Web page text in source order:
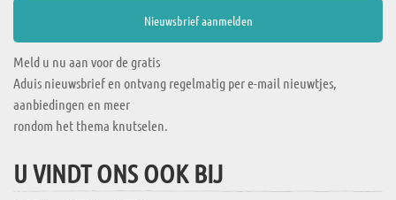
Meld u nu aan voor de gratis
Aduis nieuwsbrief en ontvang regelmatig per e-mail nieuwtjes,
aanbiedingen en meer
rondom het thema knutselen.
U VINDT ONS OOK BIJ